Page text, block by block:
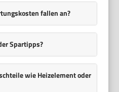
fallen an?
Spartipps?
wie Heizelement oder